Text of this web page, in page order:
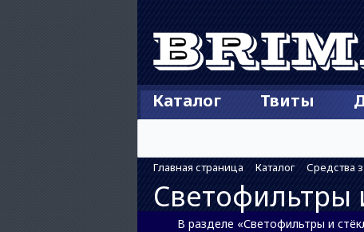
Каталог Твиты
Главная страница Каталог Средства
Светофильтры
В разделе «Светофильтры и